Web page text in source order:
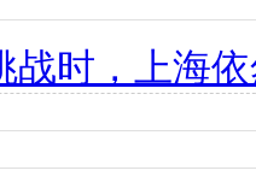
战时，上海